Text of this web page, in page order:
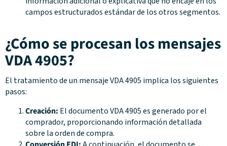
campos estructurados estándar de los otros segmentos.
¿Cómo se procesan los mensajes
VDA 4905?
El tratamiento de un mensaje VDA 4905 implica los siguientes
pasos:
Creación: El documento VDA 4905 es generado por el
comprador, proporcionando información detallada
sobre la orden de compra.